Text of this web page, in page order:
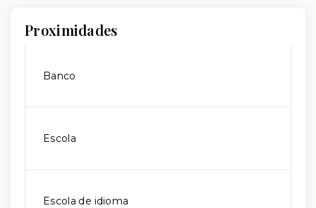
Proximidades
Banco
Escola
Escola de idioma